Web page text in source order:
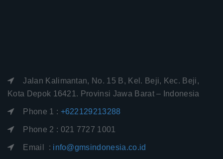
Jalan Kalimantan, No. 15 B, Kel. Beji, Kec. Beji,
Kota Depok 16421. Provinsi Jawa Barat – Indonesia
Phone 1 : +622129213288
Phone 2 : 021 7727 1001
Email : info@gmsindonesia.co.id